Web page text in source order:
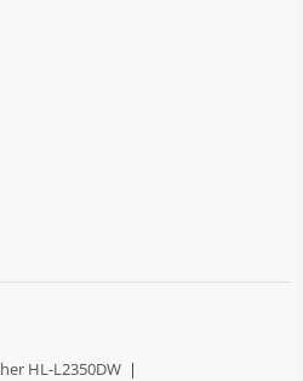
HL-L2350DW |